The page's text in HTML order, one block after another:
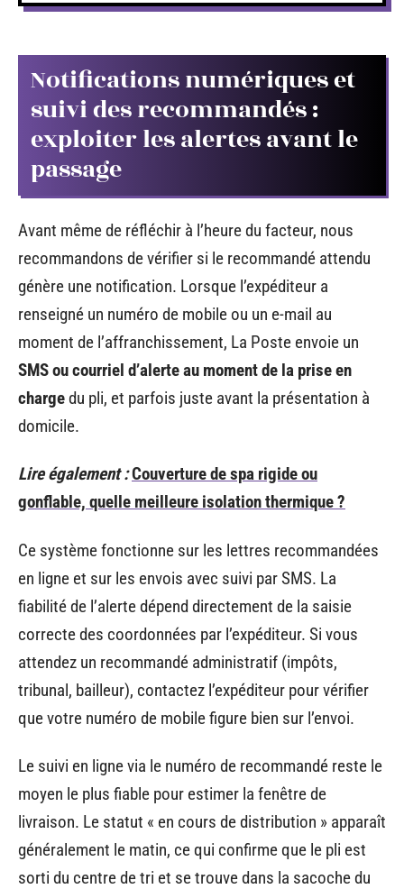
Notifications numériques et
suivi des recommandés :
exploiter les alertes avant le
passage
Avant même de réfléchir à l’heure du facteur, nous
recommandons de vérifier si le recommandé attendu
génère une notification. Lorsque l’expéditeur a
renseigné un numéro de mobile ou un e-mail au
moment de l’affranchissement, La Poste envoie un
SMS ou courriel d’alerte au moment de la prise en
chargedu pli, et parfois juste avant la présentation à
domicile.
Lire également :Couverture de spa rigide ou
gonflable, quelle meilleure isolation thermique ?
Ce système fonctionne sur les lettres recommandées
en ligne et sur les envois avec suivi par SMS. La
fiabilité de l’alerte dépend directement de la saisie
correcte des coordonnées par l’expéditeur. Si vous
attendez un recommandé administratif (impôts,
tribunal, bailleur), contactez l’expéditeur pour vérifier
que votre numéro de mobile figure bien sur l’envoi.
Le suivi en ligne via le numéro de recommandé reste le
moyen le plus fiable pour estimer la fenêtre de
livraison. Le statut « en cours de distribution » apparaît
généralement le matin, ce qui confirme que le pli est
sorti du centre de tri et se trouve dans la sacoche du